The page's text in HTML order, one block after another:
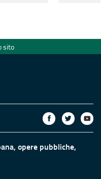
sito
opere pubbliche,